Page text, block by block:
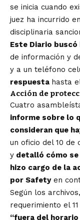
se inicia cuando
juez ha incurrido
disciplinaria
Este Diario
de información y
y a un teléfono
respuesta hasta
Acción de
Cuatro
informe sobre lo
consideran que
un oficio del 10 de
y detalló cómo se
hizo cargo de la
por Safetyen
Según los
requerimiento el
“fuera del horario